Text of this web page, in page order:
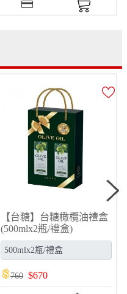
【台糖】台糖橄欖油禮盒
(500mlx2瓶/禮盒)
(G952603)
760 $670